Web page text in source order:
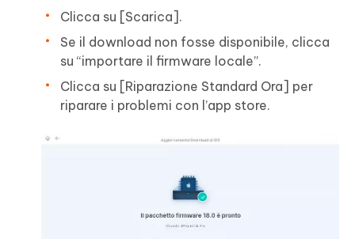
Clicca su [Scarica].
Se il download non fosse disponibile, clicca
su “importare il firmware locale”.
Clicca su [Riparazione Standard Ora] per
riparare i problemi con l’app store.